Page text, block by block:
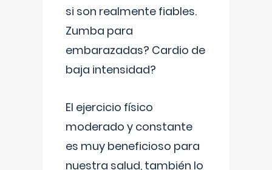
si son realmente fiables.
Zumba para
embarazadas? Cardio de
baja intensidad?
El ejercicio físico
moderado y constante
es muy beneficioso para
nuestra salud, también lo